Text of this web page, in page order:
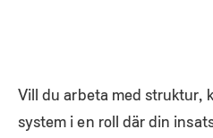
Vill du arbeta med struktur,
system i en roll där din